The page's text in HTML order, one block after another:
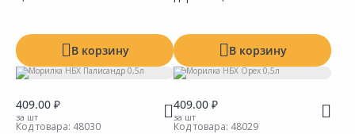
В корзину В корзину
409.00 ₽
за шт
Код товара: 48030
409.00 ₽
за шт
Код товара: 48029